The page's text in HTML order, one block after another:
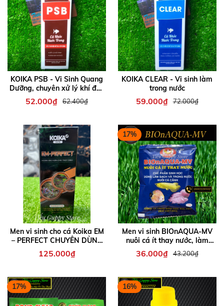
KOIKA PSB - Vi Sinh Quang
Dưỡng, chuyên xử lý khí độc
bể cá
52.000₫ 62.400₫
KOIKA CLEAR - Vi sinh làm
trong nước
59.000₫ 72.000₫
Men vi sinh cho cá Koika EM
– PERFECT CHUYÊN DÙNG
CHO THỦY SINH
125.000₫
17%
Men vi sinh BIOnAQUA-MV
nuôi cá ít thay nước, làm
trong nước bể cá
36.000₫ 43.200₫
17% 16%